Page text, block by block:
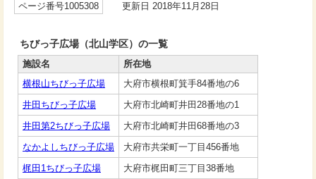
ページ番号1005308 更新日 2018年11月28日
ちびっ子広場（北山学区）の一覧
施設名
所在地
横根山ちびっ子広場
大府市横根町箕手84番地の6
井田ちびっ子広場
大府市北崎町井田28番地の1
井田第2ちびっ子広場
大府市北崎町井田68番地の3
なかよしちびっ子広場
大府市共栄町一丁目456番地
梶田1ちびっ子広場
大府市梶田町三丁目38番地